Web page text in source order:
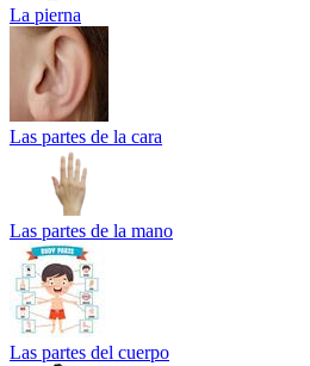
La pierna
Las partes de la cara
Las partes de la mano
Las partes del cuerpo